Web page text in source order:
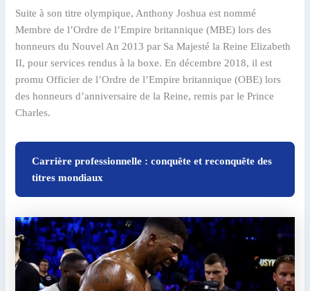
Suite à son titre olympique, Anthony Joshua est nommé
Membre de l’Ordre de l’Empire britannique (MBE) lors des
honneurs du Nouvel An 2013 par Sa Majesté la Reine Elizabeth
II, pour services rendus à la boxe. En décembre 2018, il est
promu Officier de l’Ordre de l’Empire britannique (OBE) lors
des honneurs d’anniversaire de la Reine, remis par le Prince
Charles.
Carrière professionnelle : conquête et reconquête des
titres mondiaux